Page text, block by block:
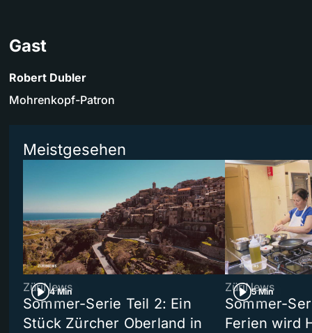
Gast
Robert Dubler
Mohrenkopf-Patron
Meistgesehen
4 Min
ZüriNews
Sommer-Serie Teil 2: Ein
Stück Zürcher Oberland in
5 Min
ZüriNews
Sommer-
Ferien wird